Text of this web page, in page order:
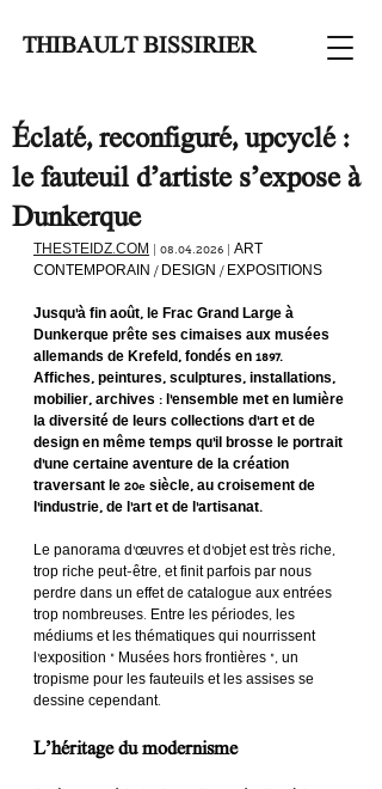
THIBAULT BISSIRIER
Éclaté, reconfiguré, upcyclé :
le fauteuil d’artiste s’expose à
Dunkerque
THESTEIDZ.COM | 08.04.2026 | ART
CONTEMPORAIN / DESIGN / EXPOSITIONS
Jusqu’à fin août, le Frac Grand Large à
Dunkerque prête ses cimaises aux musées
allemands de Krefeld, fondés en 1897.
Affiches, peintures, sculptures, installations,
mobilier, archives : l’ensemble met en lumière
la diversité de leurs collections d’art et de
design en même temps qu’il brosse le portrait
d’une certaine aventure de la création
traversant le 20e siècle, au croisement de
l’industrie, de l’art et de l’artisanat.
Le panorama d’œuvres et d’objet est très riche,
trop riche peut-être, et finit parfois par nous
perdre dans un effet de catalogue aux entrées
trop nombreuses. Entre les périodes, les
médiums et les thématiques qui nourrissent
l’exposition « Musées hors frontières », un
tropisme pour les fauteuils et les assises se
dessine cependant.
L’héritage du modernisme